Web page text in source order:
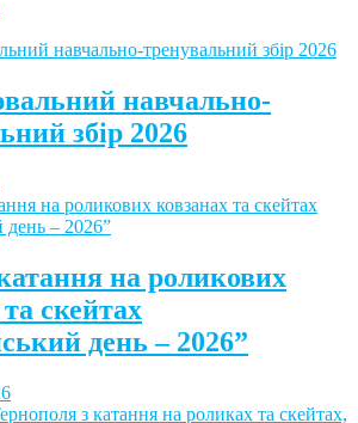
навчально-
збір 2026
на роликових
скейтах
день – 2026”